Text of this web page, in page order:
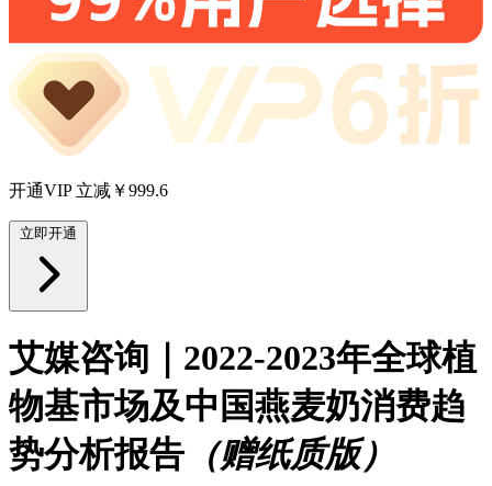
开通VIP 立减￥999.6
立即开通
艾媒咨询｜2022-2023年全球植
物基市场及中国燕麦奶消费趋
势分析报告 （赠纸质版）